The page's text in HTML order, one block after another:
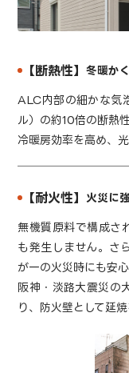
【断熱性】冬暖か
ALC内部の細かな気
ル）の約10倍の断熱
冷暖房効率を高め、
【耐火性】 火災に
無機質原料で構成さ
も発生しません。さ
が一の火災時にも安心
阪神・淡路大震災の
り、防火壁として延